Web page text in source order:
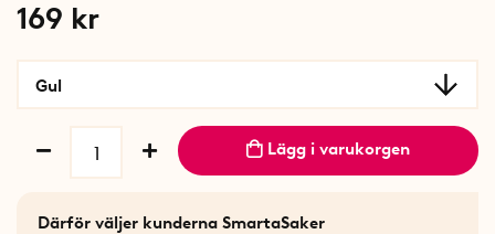
169 kr
Gul
Lägg i varukorgen
Därför väljer kunderna SmartaSaker